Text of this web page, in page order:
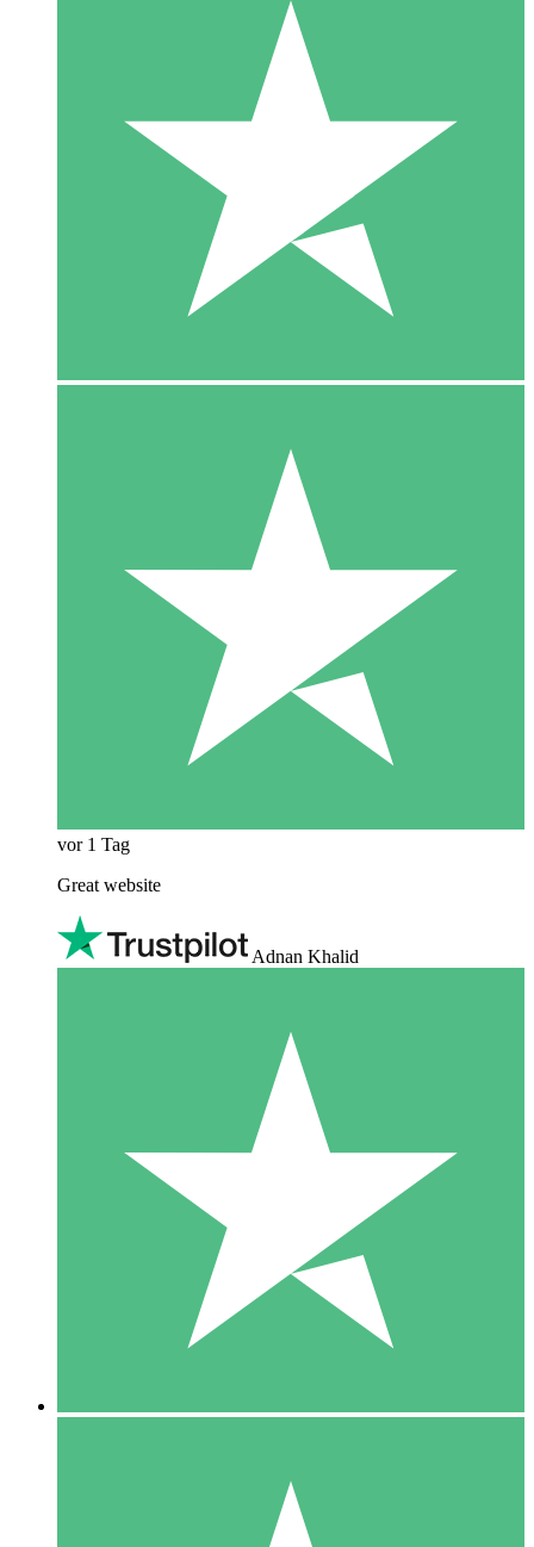
vor 1 Tag
Great website
Adnan Khalid